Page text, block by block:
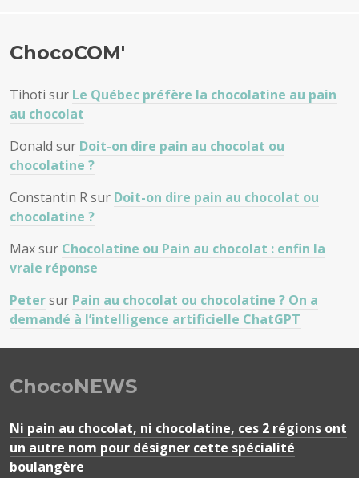
ChocoCOM'
Tihoti sur Le Québec préfère la chocolatine au pain
au chocolat
Donald sur Doit-on dire pain au chocolat ou
chocolatine ?
Constantin Rsur Doit-on dire pain au chocolat ou
chocolatine ?
Maxsur Chocolatine ou Pain au chocolat : enfin la
vraie réponse
Petersur Pain au chocolat ou chocolatine ? On a
demandé à l’intelligence artificielle ChatGPT
ChocoNEWS
Ni pain au chocolat, ni chocolatine, ces 2 régions ont
un autre nom pour désigner cette spécialité
boulangère